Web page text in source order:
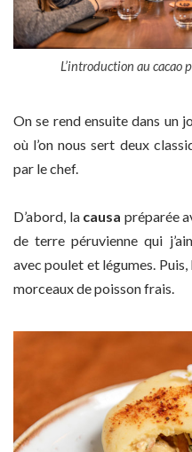
L’introduction au cacao
On se rend ensuite dans un
où l’on nous sert deux
par le chef.
D’abord, la causa préparée
de terre péruvienne qui
avec poulet et légumes. Puis,
morceaux de poisson frais.